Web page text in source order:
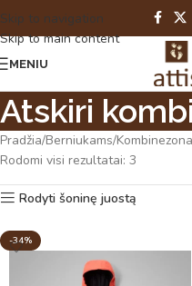
Skip to navigation
Skip to main content
MENIU
Atskiri
Pradžia Berniukams
Rodomi visi rezultatai: 3
Rodyti šoninę juostą
-34%